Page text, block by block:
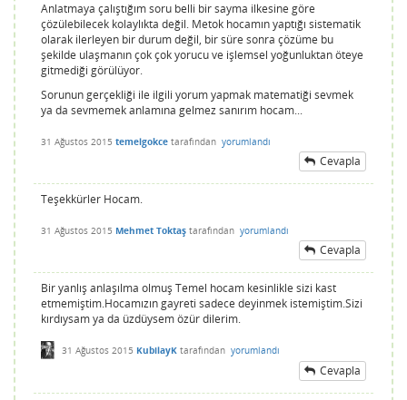
Anlatmaya çalıştığım soru belli bir sayma ilkesine göre
çözülebilecek kolaylıkta değil. Metok hocamın yaptığı sistematik
olarak ilerleyen bir durum değil, bir süre sonra çözüme bu
şekilde ulaşmanın çok çok yorucu ve işlemsel yoğunluktan öteye
gitmediği görülüyor.
Sorunun gerçekliği ile ilgili yorum yapmak matematiği sevmek
ya da sevmemek anlamına gelmez sanırım hocam...
31 Ağustos 2015 temelgokce tarafından yorumlandı
Cevapla
Teşekkürler Hocam.
31 Ağustos 2015 Mehmet Toktaş tarafından yorumlandı
Cevapla
Bir yanlış anlaşılma olmuş Temel hocam kesinlikle sizi kast
etmemiştim.Hocamızın gayreti sadece deyinmek istemiştim.Sizi
kırdıysam ya da üzdüysem özür dilerim.
31 Ağustos 2015 KubilayK tarafından yorumlandı
Cevapla